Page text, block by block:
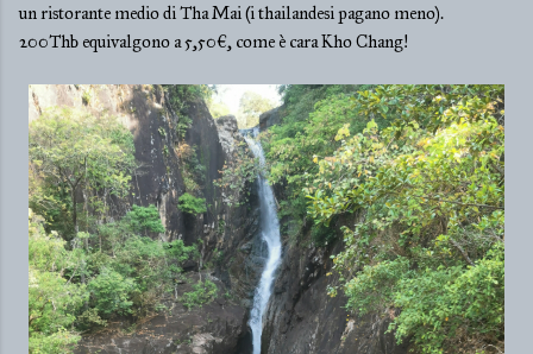
un ristorante medio di Tha Mai (i thailandesi pagano meno).
200Thb equivalgono a 5,50€, come è cara Kho Chang!